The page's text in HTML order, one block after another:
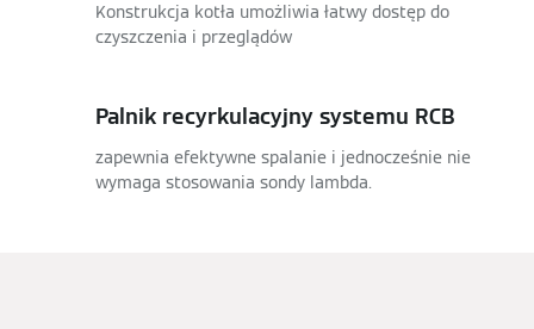
Konstrukcja kotła umożliwia łatwy dostęp do
czyszczenia i przeglądów
Palnik recyrkulacyjny systemu RCB
zapewnia efektywne spalanie i jednocześnie nie
wymaga stosowania sondy lambda.